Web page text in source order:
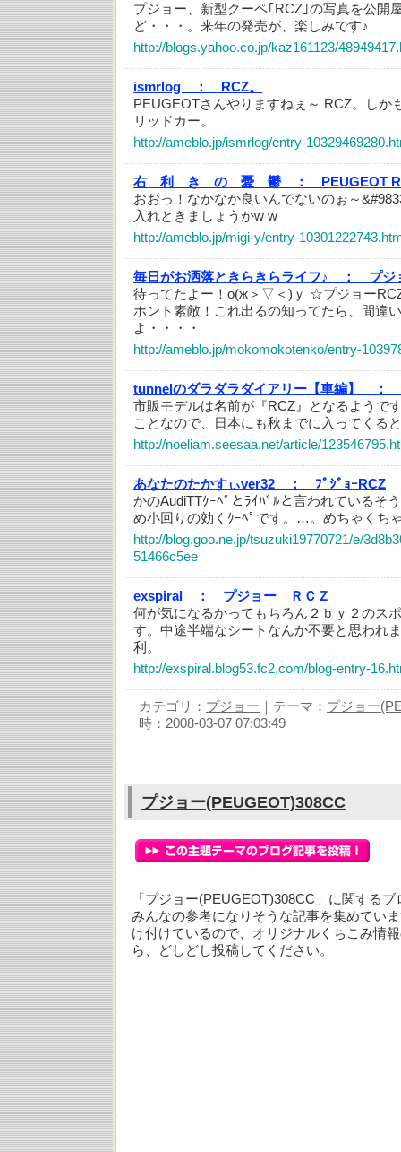
プジョー、新型クーペ｢RCZ｣の写真を公開
ど・・・。来年の発売が、楽しみです♪
http://blogs.yahoo.co.jp/kaz161123/
ismrlog ：
RCZ。
PEUGEOTさんやりますねぇ～ RCZ。しか
リッドカー。
http://ameblo.jp/ismrlog/entry-
右 利 き の 憂 鬱 ：
PEUGEOT
おおっ！なかなか良いんでないのぉ～
入れときましょうかw w
http://ameblo.jp/migi-y/entry-
毎日がお洒落ときらきらライフ♪ ：
プジ
待ってたよー！о(ж＞▽＜)ｙ ☆プジョー
ホント素敵！これ出るの知ってたら、間違
よ・・・・
http://ameblo.jp/mokomokotenko/entry-
tunnelのダラダラダイアリー【車編】 ：
市販モデルは名前が『RCZ』となるようで
ことなので、日本にも秋までに入ってくる
http://noeliam.seesaa.net/article/
あなたのたかすぃver32 ：
ﾌﾟｼﾞｮｰRCZ
かのAudiTTｸｰﾍﾟとﾗｲﾊﾞﾙと言われているそ
め小回りの効くｸｰﾍﾟです。…。めちゃくち
http://blog.goo.ne.jp/tsuzuki19770721/e/
51466c5ee
exspiral ：
プジョー ＲＣＺ
何が気になるかってもちろん２ｂｙ２のス
す。中途半端なシートなんか不要と思われ
利。
http://exspiral.blog53.fc2.com/blog-entry-
カテゴリ： プジョー ｜テーマ： プジョー
時：2008-03-07 07:03:49
プジョー(PEUGEOT)308CC
「プジョー(PEUGEOT)308CC」に関する
みんなの参考になりそうな記事を集めてい
け付けているので、オリジナルくちこみ情
ら、どしどし投稿してください。